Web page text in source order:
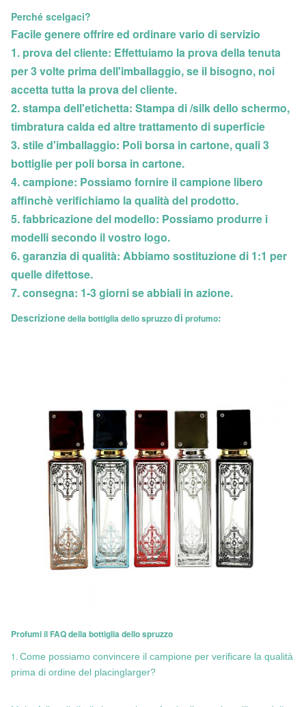
Perché scelgaci?
Facile genere offrire ed ordinare vario di servizio
1. prova del cliente: Effettuiamo la prova della tenuta
per 3 volte prima dell'imballaggio, se il bisogno, noi
accetta tutta la prova del cliente.
2. stampa dell'etichetta: Stampa di /silk dello schermo,
timbratura calda ed altre trattamento di superficie
3. stile d'imballaggio: Poli borsa in cartone, quali 3
bottiglie per poli borsa in cartone.
4. campione: Possiamo fornire il campione libero
affinchè verifichiamo la qualità del prodotto.
5. fabbricazione del modello: Possiamo produrre i
modelli secondo il vostro logo.
6. garanzia di qualità: Abbiamo sostituzione di 1:1 per
quelle difettose.
7. consegna: 1-3 giorni se abbiali in azione.
Descrizionedella bottiglia dello spruzzodi profumo:
Profumi il FAQ della bottiglia dello spruzzo
1. Come possiamo convincere il campione per verificare la qualità
prima di ordine del placinglarger?